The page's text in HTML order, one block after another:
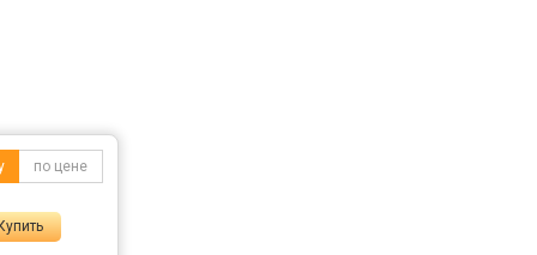
по цене